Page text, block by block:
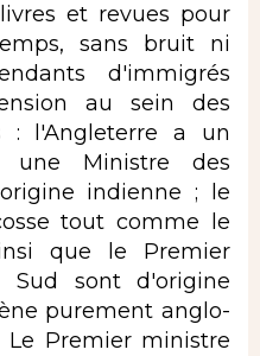
et revues pour
sans bruit ni
d'immigrés
au sein des
: l'Angleterre a un
une Ministre des
indienne ; le
tout comme le
que le Premier
Sud sont d'origine
purement anglo-
Premier ministre